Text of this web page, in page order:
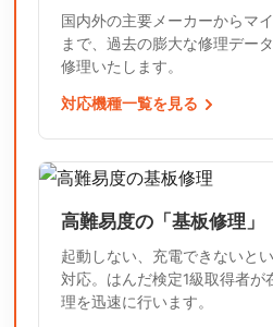
国内外の主要メーカーからマ
まで、過去の膨大な修理デー
修理いたします。
対応機種一覧を見る
高難易度の「基板修理」
起動しない、充電できないと
対応。はんだ検定1級取得者が
理を迅速に行います。